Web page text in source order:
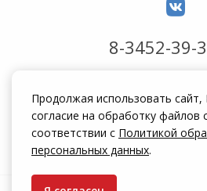
8-3452-39-
Информация на сайте zakrepi.ru не
Указанные цены действуют только
интернет-магазин
Продолжая использовать сайт,
согласие на обработку файлов
соответствии с Политикой
персональных данных.